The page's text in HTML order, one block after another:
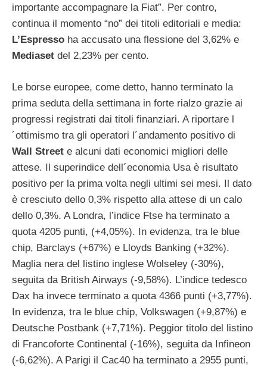
importante accompagnare la Fiat”. Per contro,
continua il momento “no” dei titoli editoriali e media:
L’Espresso ha accusato una flessione del 3,62% e
Mediaset del 2,23% per cento.
Le borse europee, come detto, hanno terminato la
prima seduta della settimana in forte rialzo grazie ai
progressi registrati dai titoli finanziari. A riportare l
´ottimismo tra gli operatori l´andamento positivo di
Wall Street e alcuni dati economici migliori delle
attese. Il superindice dell´economia Usa è risultato
positivo per la prima volta negli ultimi sei mesi. Il dato
è cresciuto dello 0,3% rispetto alla attese di un calo
dello 0,3%. A Londra, l’indice Ftse ha terminato a
quota 4205 punti, (+4,05%). In evidenza, tra le blue
chip, Barclays (+67%) e Lloyds Banking (+32%).
Maglia nera del listino inglese Wolseley (-30%),
seguita da British Airways (-9,58%). L’indice tedesco
Dax ha invece terminato a quota 4366 punti (+3,77%).
In evidenza, tra le blue chip, Volkswagen (+9,87%) e
Deutsche Postbank (+7,71%). Peggior titolo del listino
di Francoforte Continental (-16%), seguita da Infineon
(-6,62%). A Parigi il Cac40 ha terminato a 2955 punti,